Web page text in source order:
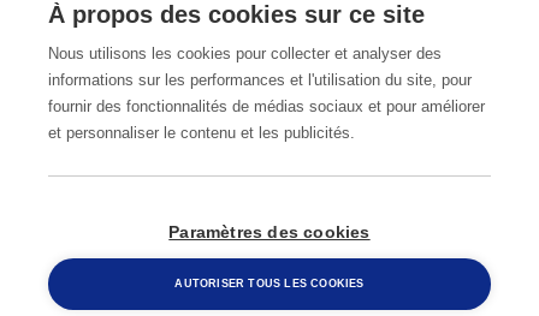
Conditions générales de vente CGPS
CGU
© Copyright2026Anticimex
À propos des cookies sur ce site
Nous utilisons les cookies pour collecter et analyser des
informations sur les performances et l'utilisation du site, pour
fournir des fonctionnalités de médias sociaux et pour améliorer
et personnaliser le contenu et les publicités.
Paramètres des cookies
AUTORISER TOUS LES COOKIES